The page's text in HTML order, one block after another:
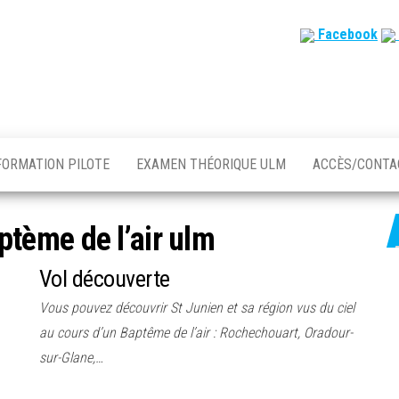
Facebook
PILOTE EXAMEN THÉORIQUE ULM ACCÈS/
de l’air ulm
Vol découverte
Vous pouvez découvrir St Junien et sa région vus du ciel
au cours d’un Baptême de l’air : Rochechouart, Oradour-
sur-Glane,…